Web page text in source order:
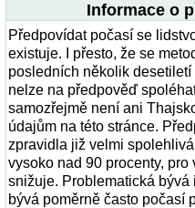
Informace o
Předpovídat počasí se
existuje. I přesto, že se
posledních několik
nelze na předpověď
samozřejmě není ani
údajům na této stránce.
zpravidla již velmi
vysoko nad 90 procenty,
snižuje. Problematická
bývá poměrně často počasí